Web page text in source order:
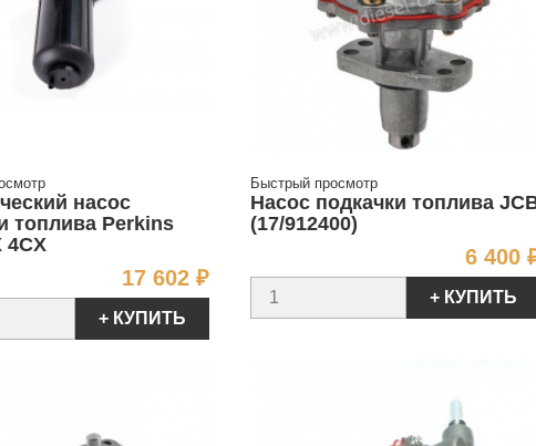
насос
топлива Perkins
4CX
17 602 ₽Цена
+ КУПИТЬ
Быстрый просмотр
Насос подкачки топлива
(17/912400)
6 400
+ КУПИТЬ